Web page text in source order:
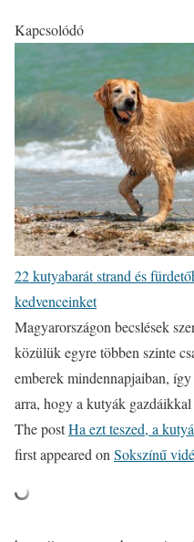
Kapcsolódó
22 kutyabarát strand és
kedvenceinket
Magyarországon becslések
közülük egyre többen szinte
emberek mindennapjaiban,
arra, hogy a kutyák gazdáikkal
The postHa ezt teszed, a
first appeared on Sokszínű